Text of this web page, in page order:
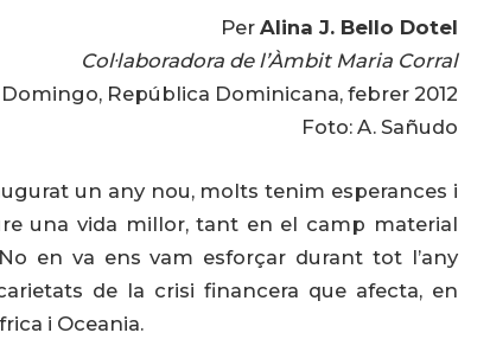
Per Alina J. Bello Dotel
Col·laboradora de l’Àmbit Maria Corral
República Dominicana, febrer 2012
Foto: A. Sañudo
un any nou, molts tenim esperances i
una vida millor, tant en el camp material
en va ens vam esforçar durant tot l’any
de la crisi financera que afecta, en
i Oceania.